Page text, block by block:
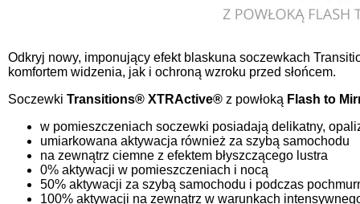
​Odkryj nowy, imponujący efekt blaskuna soczewkach
komfortem widzenia, jak i ochroną wzroku przed słońcem.
Soczewki Transitions® XTRActive® z powłoką Flash to
w pomieszczeniach soczewki posiadają delikatny,
umiarkowana aktywacja również za szybą samochodu
na zewnątrz ciemne z efektem błyszczącego lustra
0% aktywacji w pomieszczeniach i nocą
50% aktywacji za szybą samochodu i podczas
100% aktywacji na zewnątrz w warunkach